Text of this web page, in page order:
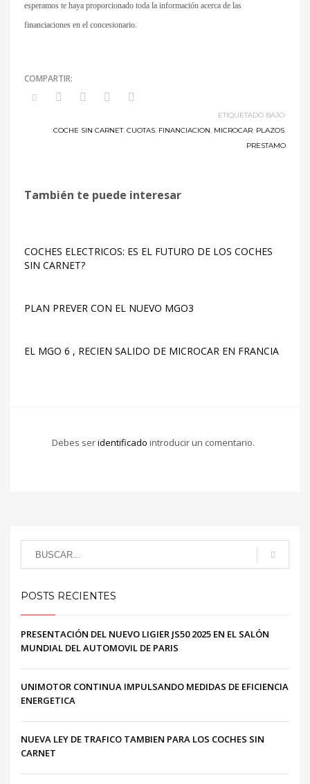
esperamos te haya proporcionado toda la información acerca de las
financiaciones en el concesionario.
ETIQUETADO BAJO:
COCHE SIN CARNET, CUOTAS, FINANCIACION, MICROCAR, PLAZOS,
PRESTAMO
También te puede interesar
COCHES ELECTRICOS: ES EL FUTURO DE LOS COCHES
SIN CARNET?
PLAN PREVER CON EL NUEVO MGO3
EL MGO 6 , RECIEN SALIDO DE MICROCAR EN FRANCIA
Debes seridentificado introducir un comentario.
POSTS RECIENTES
PRESENTACIÓN DEL NUEVO LIGIER JS50 2025 EN EL SALÓN
MUNDIAL DEL AUTOMOVIL DE PARIS
UNIMOTOR CONTINUA IMPULSANDO MEDIDAS DE EFICIENCIA
ENERGETICA
NUEVA LEY DE TRAFICO TAMBIEN PARA LOS COCHES SIN
CARNET